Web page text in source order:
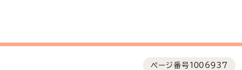
ページ番号1006937